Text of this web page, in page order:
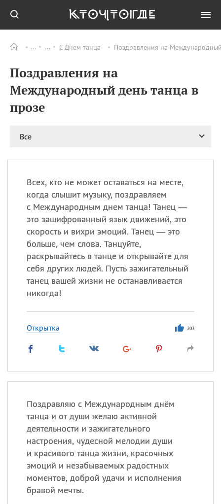
С Днем танца Поздравления на
Поздравления на
Международный день танца в
прозе
Все
Всех, кто не может оставаться на месте,
когда слышит музыку, поздравляем
с Международным днем танца! Танец —
это зашифрованный язык движений, это
скорость и вихри эмоций. Танец — это
больше, чем слова. Танцуйте,
раскрывайтесь в танце и открывайте для
себя других людей. Пусть зажигательный
танец вашей жизни не останавливается
никогда!
Открытка 203
Поздравляю с Международным днём
танца и от души желаю активной
деятельности и зажигательного
настроения, чудесной мелодии души
и красивого танца жизни, красочных
эмоций и незабываемых радостных
моментов, доброй удачи и исполнения
бравой мечты.
ПРАЗДНИКИ Все
06.08
христиан
07.08 День ассирийских
07.08
Национальный день
маяка
07.08 Годовщина битвы при
Бояка
ИМЕНА
Сегодня празднуют именины
,Еще